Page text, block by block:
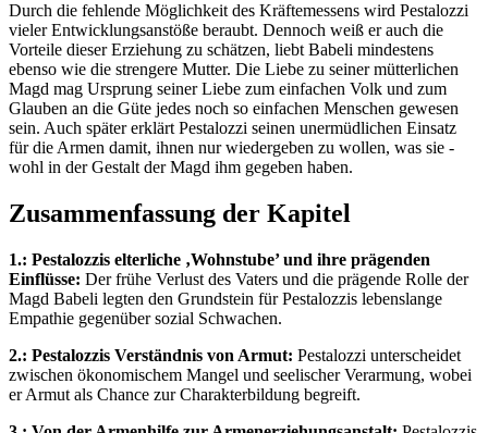
Durch die fehlende Möglichkeit des Kräftemessens wird Pestalozzi
vieler Entwicklungsanstöße beraubt. Dennoch weiß er auch die
Vorteile dieser Erziehung zu schätzen, liebt Babeli mindestens
ebenso wie die strengere Mutter. Die Liebe zu seiner mütterlichen
Magd mag Ursprung seiner Liebe zum einfachen Volk und zum
Glauben an die Güte jedes noch so einfachen Menschen gewesen
sein. Auch später erklärt Pestalozzi seinen unermüdlichen Einsatz
für die Armen damit, ihnen nur wiedergeben zu wollen, was sie -
wohl in der Gestalt der Magd ihm gegeben haben.
Zusammenfassung der Kapitel
1.: Pestalozzis elterliche ‚Wohnstube’ und ihre prägenden
Einflüsse: Der frühe Verlust des Vaters und die prägende Rolle der
Magd Babeli legten den Grundstein für Pestalozzis lebenslange
Empathie gegenüber sozial Schwachen.
2.: Pestalozzis Verständnis von Armut: Pestalozzi unterscheidet
zwischen ökonomischem Mangel und seelischer Verarmung, wobei
er Armut als Chance zur Charakterbildung begreift.